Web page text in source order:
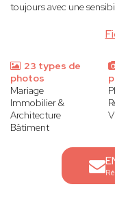
toujours avec une
23 types de
photos
Mariage
Immobilier &
Architecture
Bâtiment